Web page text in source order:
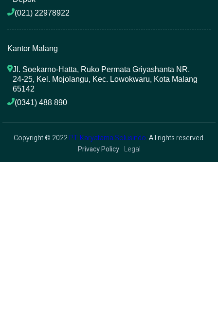
(021) 22978922
Kantor Malang
Jl. Soekarno-Hatta, Ruko Permata Griyashanta NR.
24-25, Kel. Mojolangu, Kec. Lowokwaru, Kota Malang
65142
(0341) 488 890
Copyright © 2022PT. Karyatama Solusindo. All rights reserved.
Privacy Policy Legal